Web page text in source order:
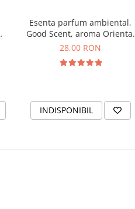
Esenta parfum ambiental,
Good Scent, aroma Oriental
Amber, 20 g
28,00 RON
INDISPONIBIL